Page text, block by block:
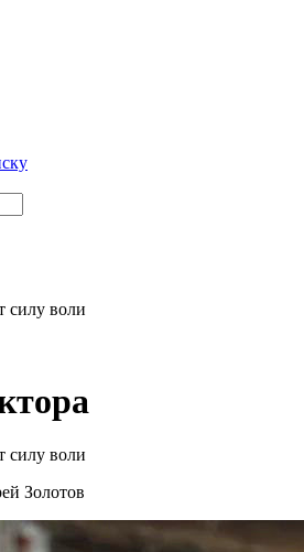
силу воли
силу воли
Золотов